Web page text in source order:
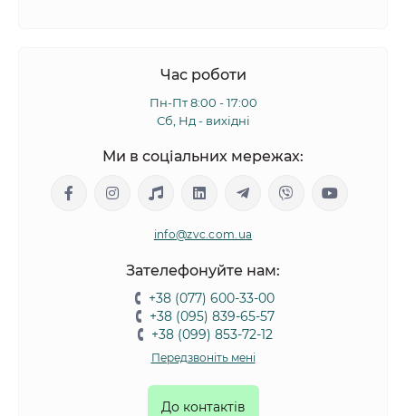
Час роботи
Пн-Пт 8:00 - 17:00
Сб, Нд - вихідні
Ми в соціальних мережах:
info@zvc.com.ua
Зателефонуйте нам:
+38 (077) 600-33-00
+38 (095) 839-65-57
+38 (099) 853-72-12
Передзвоніть мені
До контактів